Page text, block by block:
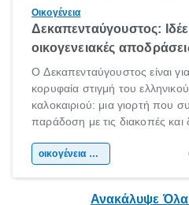
Οικογένεια
Δεκαπενταύγουστος:
οικογενειακές
Ο Δεκαπενταύγουστος είναι
κορυφαία στιγμή του ελληνικού
καλοκαιριού: μια γιορτή που
παράδοση με τις διακοπές και
χώρας. Είτε πρόκειται για
οικογένεια & παιδί
Ανακάλυψε